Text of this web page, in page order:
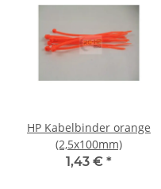
HP Kabelbinder orange
(2,5x100mm)
1,43 € *